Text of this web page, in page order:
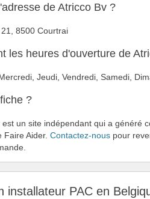
de Atricco Bv ?
8500 Courtrai
les heures d'ouverture de
Jeudi, Vendredi, Samedi,
?
est un site indépendant qui a généré
Faire Aider. Contactez-nous pour
installateur PAC en